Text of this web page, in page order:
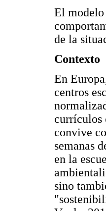
El modelo
de la
Contexto
En
centros
currículos
convive
semanas
en la
sino